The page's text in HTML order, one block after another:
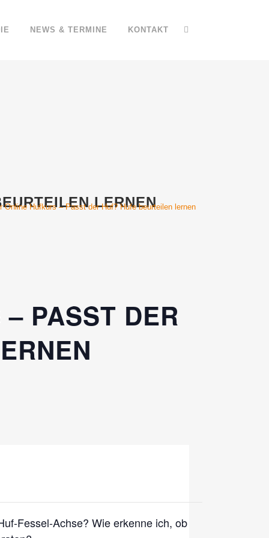
NEWS & TERMINE KONTAKT
LERNEN
Online Hufkurs – Passt der Huf? Hufe beurteilen lernen
PASST DER
Fessel-Achse? Wie erkenne ich, ob